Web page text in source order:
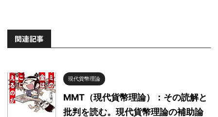
関連記事
現代貨幣理論
MMT（現代貨幣理論）：その読解と
批判を読む。現代貨幣理論の補助論